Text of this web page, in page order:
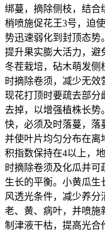
绑蔓，摘除侧枝，结合
梢喷施促花王3号，迫
势迅速弱化到封顶态势
提升果实膨大活力，避
冬茬栽培，砧木萌发侧
时摘除卷须，减少无
现花打顶时要疏去部分
去掉，以增强植株长势
快，必须及时落蔓，落
并使叶片均匀分布在离
积指数保持在4以上，
时摘除卷须及化瓜并
生长的平衡。小黄瓜生
风透光条件，减少养
老、黄、病叶，并喷施
制津液干枯，提高光合